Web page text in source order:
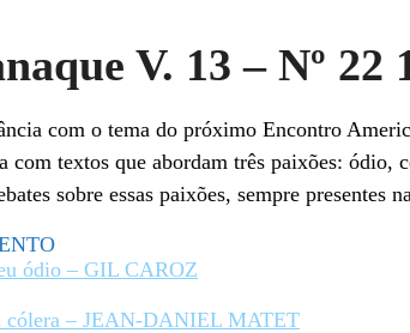
V. 13 – Nº 22
com o tema do próximo Encontro
com textos que abordam três paixões: ódio,
sobre essas paixões, sempre presentes
ódio – GIL CAROZ
cólera – JEAN-DANIEL MATET